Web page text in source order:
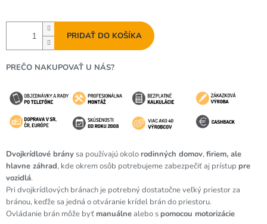
PRIDAŤ DO KOŠÍKA
PREČO NAKUPOVAŤ U NÁS?
Dvojkrídlové bránysa používajú okolorodinných domov,firiem, ale
hlavne záhrad, kde okrem osôb potrebujeme zabezpečiť aj prístup pre
vozidlá.
Pri dvojkrídlových bránach je potrebný dostatočne veľký priestor za
bránou, keďže sa jedná o otváranie krídel brán do priestoru.
Ovládanie brán môže byť manuálnealebo spomocou motorizácie